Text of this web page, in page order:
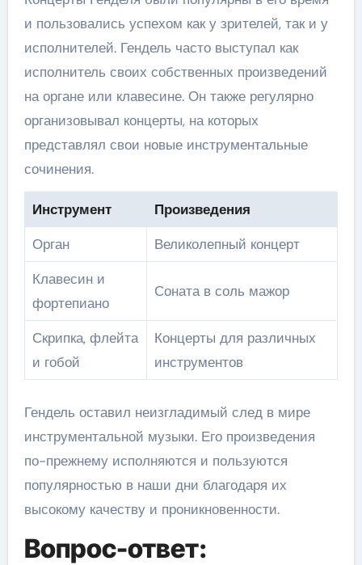
и пользовались успехом как у зрителей, так и у
исполнителей. Гендель часто выступал как
исполнитель своих собственных произведений
на органе или клавесине. Он также регулярно
организовывал концерты, на которых
представлял свои новые инструментальные
сочинения.
Инструмент
Произведения
Орган
Великолепный концерт
Клавесин и
фортепиано
Соната в соль мажор
Скрипка, флейта
и гобой
Концерты для различных
инструментов
Гендель оставил неизгладимый след в мире
инструментальной музыки. Его произведения
по-прежнему исполняются и пользуются
популярностью в наши дни благодаря их
высокому качеству и проникновенности.
Вопрос-ответ: